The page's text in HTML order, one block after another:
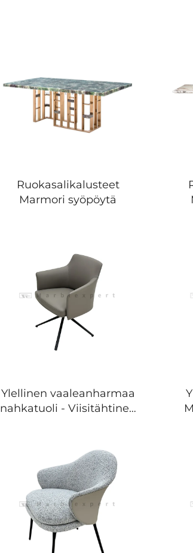
Ruokasalikalusteet
Marmori syöpöytä
Ylellinen vaaleanharmaa
nahkatuoli - Viisitähtinen
muovautuvalla
vaahtomuovitäytteellä,
modernin tyylin
kaupallinen
ruokapöytätuoli